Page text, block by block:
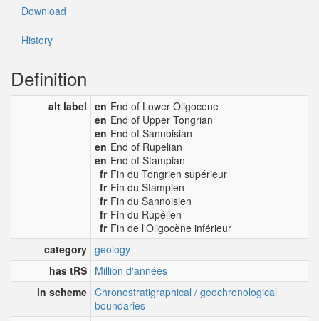
Download
History
Definition
alt label en End of Lower Oligocene
en End of Upper Tongrian
en End of Sannoisian
en End of Rupelian
en End of Stampian
fr Fin du Tongrien supérieur
fr Fin du Stampien
fr Fin du Sannoisien
fr Fin du Rupélien
fr Fin de l'Oligocène inférieur
category geology
has tRS Million d'années
in scheme Chronostratigraphical / geochronological
boundaries